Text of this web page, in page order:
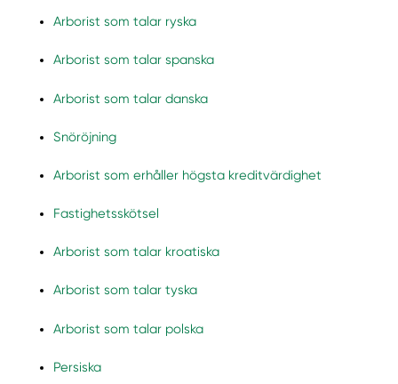
Arborist som talar ryska
Arborist som talar spanska
Arborist som talar danska
Snöröjning
Arborist som erhåller högsta kreditvärdighet
Fastighetsskötsel
Arborist som talar kroatiska
Arborist som talar tyska
Arborist som talar polska
Persiska